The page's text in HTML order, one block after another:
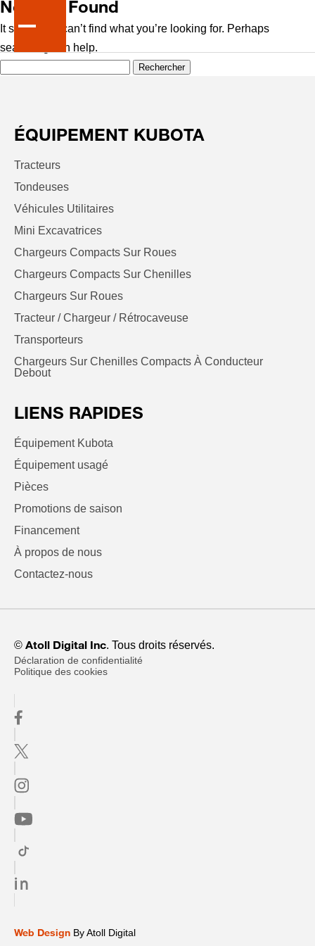
Nothing Found
It seems we can’t find what you’re looking for. Perhaps
searching can help.
ÉQUIPEMENT KUBOTA
Tracteurs
Tondeuses
Véhicules Utilitaires
Mini Excavatrices
Chargeurs Compacts Sur Roues
Chargeurs Compacts Sur Chenilles
Chargeurs Sur Roues
Tracteur / Chargeur / Rétrocaveuse
Transporteurs
Chargeurs Sur Chenilles Compacts À Conducteur
Debout
LIENS RAPIDES
Équipement Kubota
Équipement usagé
Pièces
Promotions de saison
Financement
À propos de nous
Contactez-nous
© Atoll Digital Inc. Tous droits réservés.
Déclaration de confidentialité
Politique des cookies
Web Design By Atoll Digital